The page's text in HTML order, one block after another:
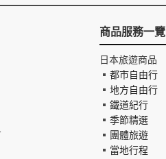
商品服務一覽
日本旅遊商品
都市自由行
地方自由行
鐵道紀行
季節精選
團體旅遊
當地行程